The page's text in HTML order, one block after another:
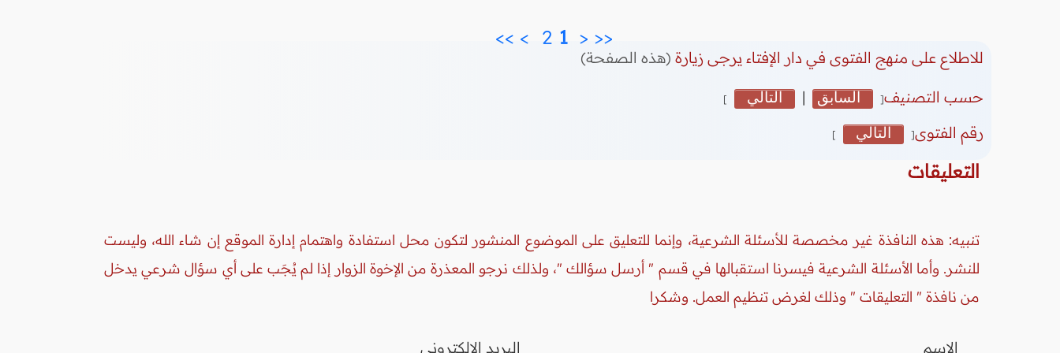
<<
<
2
>
>>
للاطلاع على منهج الفتوى في دار الإفتاء يرجى زيارة (هذه الصفحة)
حسب التصنيف[ السابق | التالي ]
رقم الفتوى[ التالي ]
التعليقات
تنبيه: هذه النافذة غير مخصصة للأسئلة الشرعية، وإنما للتعليق على الموضوع المنشور لتكون محل استفادة واهتمام إدارة الموقع إن شاء الله، وليست
للنشر. وأما الأسئلة الشرعية فيسرنا استقبالها في قسم " أرسل سؤالك "، ولذلك نرجو المعذرة من الإخوة الزوار إذا لم يُجَب على أي سؤال شرعي يدخل
من نافذة " التعليقات " وذلك لغرض تنظيم العمل. وشكرا
الاسم البريد الالكتروني